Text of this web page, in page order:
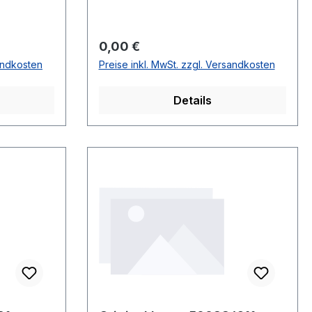
und
Teile
Regulärer Preis:
0,00 €
Preise inkl. MwSt. zzgl. Versandkosten
Details